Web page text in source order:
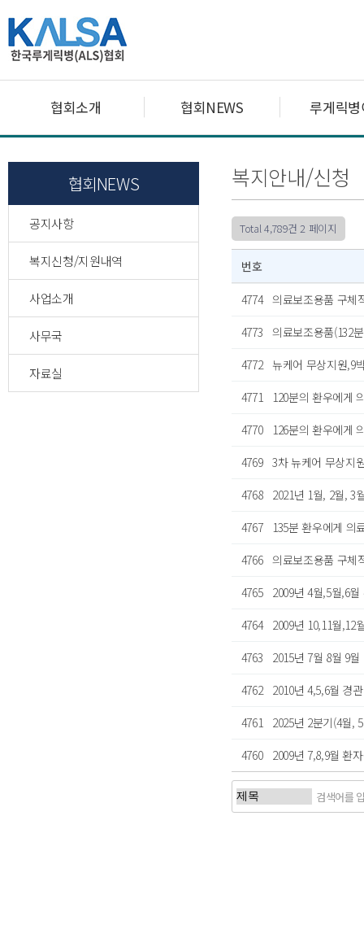
협회소개 협회NEWS 루게릭
협회NEWS
공지사항
복지신청/지원내역
사업소개
사무국
자료실
복지안내/신청
Total 4,789건 2 페이지
번호
4774 의료보조용품 구체
4773 의료보조용품(132
4772 뉴케어 무상지원,9
4771
120분의 환우에게
4770
126분의 환우에게
4769 3차 뉴케어 무상지
4768
2021년 1월, 2월, 3
4767
135분 환우에게 의
4766 의료보조용품 구체
4765
2009년 4월,5월,6
4764
2009년 10,11월,12
4763
2015년 7월 8월 9
4762
2010년 4,5,6월 경
4761
2025년 2분기(4월,
4760
2009년 7,8,9월 환